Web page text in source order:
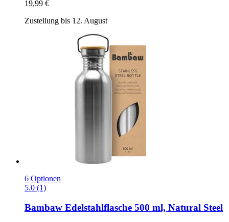
19,99 €
Zustellung bis 12. August
6 Optionen
5.0 (1)
Bambaw Edelstahlflasche 500 ml, Natural Steel